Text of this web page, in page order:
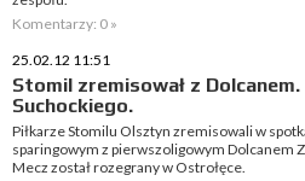
Komentarzy: 0 »
25.02.12 11:51
Stomil zremisował z
Suchockiego.
Piłkarze Stomilu Olsztyn zremisowali w
sparingowym z pierwszoligowym Dolcanem
Mecz został rozegrany w Ostrołęce.